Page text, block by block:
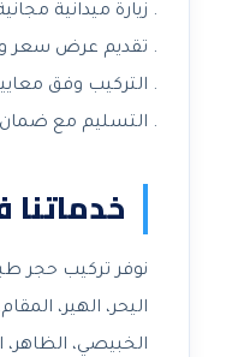
زيارة ميدانية
تقديم عرض سعر
التركيب وفق
التسليم مع ضمان
نوفر تركيب حجر
اليحر، الهير،
الخبيصي،